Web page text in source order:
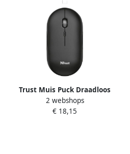
Trust Muis Puck Draadloos
Oplaadbaar zwart
2 webshops
€ 18,15